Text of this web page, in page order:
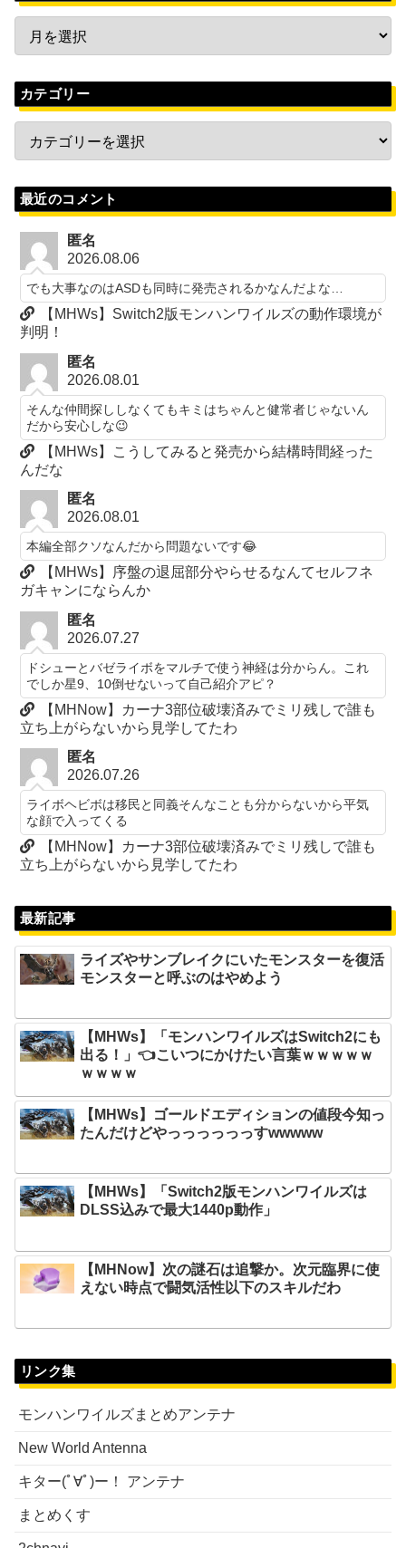
カテゴリー
最近のコメント
匿名
2026.08.06
でも大事なのはASDも同時に発売されるかなんだよな…
【MHWs】Switch2版モンハンワイルズの動作環境が
判明！
匿名
2026.08.01
そんな仲間探ししなくてもキミはちゃんと健常者じゃないん
だから安心しな😉
【MHWs】こうしてみると発売から結構時間経った
んだな
匿名
2026.08.01
本編全部クソなんだから問題ないです😂
【MHWs】序盤の退屈部分やらせるなんてセルフネ
ガキャンにならんか
匿名
2026.07.27
ドシューとバゼライボをマルチで使う神経は分からん。これ
でしか星9、10倒せないって自己紹介アピ？
【MHNow】カーナ3部位破壊済みでミリ残しで誰も
立ち上がらないから見学してたわ
匿名
2026.07.26
ライボヘビボは移民と同義そんなことも分からないから平気
な顔で入ってくる
【MHNow】カーナ3部位破壊済みでミリ残しで誰も
立ち上がらないから見学してたわ
最新記事
ライズやサンブレイクにいたモンスターを復活
モンスターと呼ぶのはやめよう
【MHWs】「モンハンワイルズはSwitch2にも
出る！」👈こいつにかけたい言葉ｗｗｗｗｗ
ｗｗｗｗ
【MHWs】ゴールドエディションの値段今知っ
たんだけどやっっっっっっすwwwww
【MHWs】「Switch2版モンハンワイルズは
DLSS込みで最大1440p動作」
【MHNow】次の謎石は追撃か。次元臨界に使
えない時点で闘気活性以下のスキルだわ
リンク集
モンハンワイルズまとめアンテナ
New World Antenna
キター(ﾟ∀ﾟ)ー！ アンテナ
まとめくす